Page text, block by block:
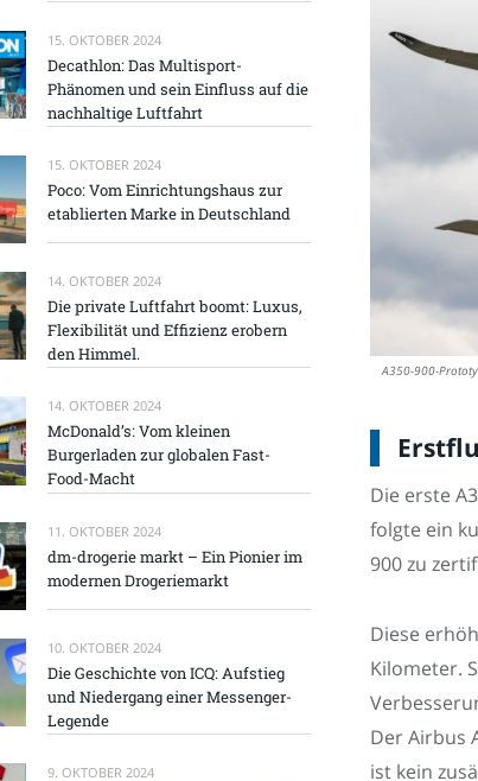
A350-900-
Die erste
folgte ein
900 zu
Diese
Kilometer.
Der Airbus
ist kein
15. OKTOBER 2024
Decathlon: Das Multisport-
Phänomen und sein Einfluss auf die
nachhaltige Luftfahrt
15. OKTOBER 2024
Poco: Vom Einrichtungshaus zur
etablierten Marke in Deutschland
14. OKTOBER 2024
Die private Luftfahrt boomt: Luxus,
Flexibilität und Effizienz erobern
den Himmel.
14. OKTOBER 2024
McDonald’s: Vom kleinen
Burgerladen zur globalen Fast-
Food-Macht
11. OKTOBER 2024
dm-drogerie markt – Ein Pionier im
modernen Drogeriemarkt
10. OKTOBER 2024
Die Geschichte von ICQ: Aufstieg
und Niedergang einer Messenger-
Legende
9. OKTOBER 2024